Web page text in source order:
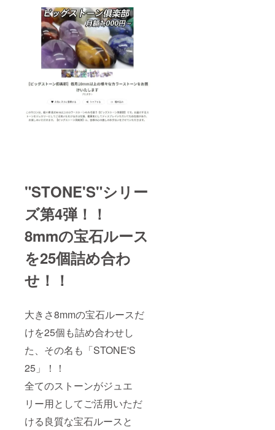
"STONE'S"シリー
ズ第4弾！！
8mmの宝石ルース
を25個詰め合わ
せ！！
大きさ8mmの宝石ルースだ
けを25個も詰め合わせし
た、その名も「STONE'S
25」！！
全てのストーンがジュエ
リー用としてご活用いただ
ける良質な宝石ルースと